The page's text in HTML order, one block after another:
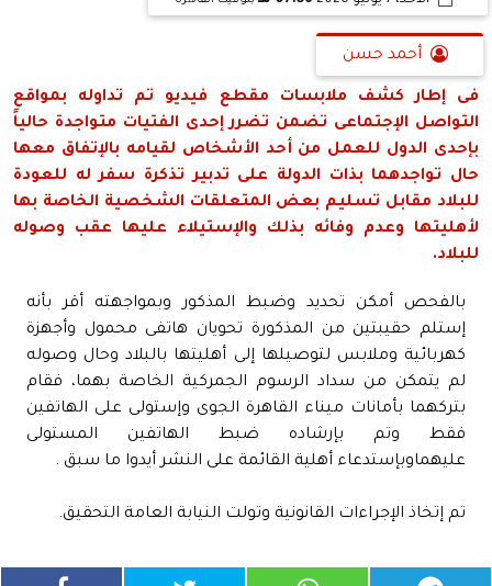
أحمد حسن
فى إطار كشف ملابسات مقطع فيديو تم تداوله بمواقع
التواصل الإجتماعى تضمن تضرر إحدى الفتيات متواجدة حالياً
بإحدى الدول للعمل من أحد الأشخاص لقيامه بالإتفاق معها
حال تواجدهما بذات الدولة على تدبير تذكرة سفر له للعودة
للبلاد مقابل تسليم بعض المتعلقات الشخصية الخاصة بها
لأهليتها وعدم وفائه بذلك والإستيلاء عليها عقب وصوله
للبلاد.
بالفحص أمكن تحديد وضبط المذكور وبمواجهته أقر بأنه
إستلم حقيبتين من المذكورة تحويان هاتفى محمول وأجهزة
كهربائية وملابس لتوصيلها إلى أهليتها بالبلاد وحال وصوله
لم يتمكن من سداد الرسوم الجمركية الخاصة بهما، فقام
بتركهما بأمانات ميناء القاهرة الجوى وإستولى على الهاتفين
فقط وتم بإرشاده ضبط الهاتفين المستولى
عليهماوبإستدعاء أهلية القائمة على النشر أيدوا ما سبق .
تم إتخاذ الإجراءات القانونية وتولت النيابة العامة التحقيق.